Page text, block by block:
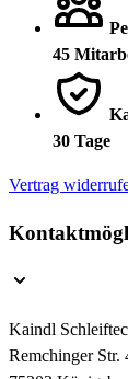
45
30 Tage
Vertrag
Kaindl
Remchinger Str.